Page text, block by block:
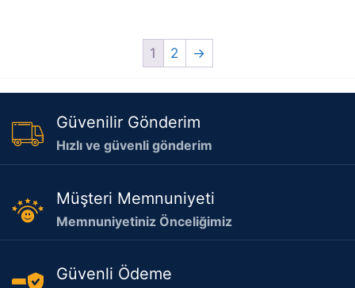
1 2 →
Güvenilir Gönderim
Hızlı ve güvenli gönderim
Müşteri Memnuniyeti
Memnuniyetiniz Önceliğimiz
Güvenli Ödeme